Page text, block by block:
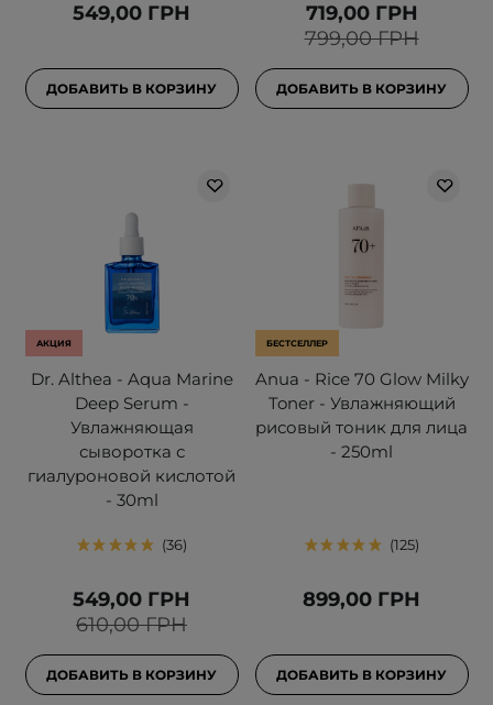
549,00 ГРН
ДОБАВИТЬ В КОРЗИНУ
799,00 ГРН
719,00 ГРН
ДОБАВИТЬ В КОРЗИНУ
АКЦИЯ
Dr. Althea - Aqua Marine
Deep Serum -
Увлажняющая
сыворотка с
гиалуроновой кислотой
- 30ml
36
610,00 ГРН
549,00 ГРН
ДОБАВИТЬ В КОРЗИНУ
БЕСТСЕЛЛЕР
Anua - Rice 70 Glow Milky
Toner - Увлажняющий
рисовый тоник для лица
- 250ml
125
899,00 ГРН
ДОБАВИТЬ В КОРЗИНУ